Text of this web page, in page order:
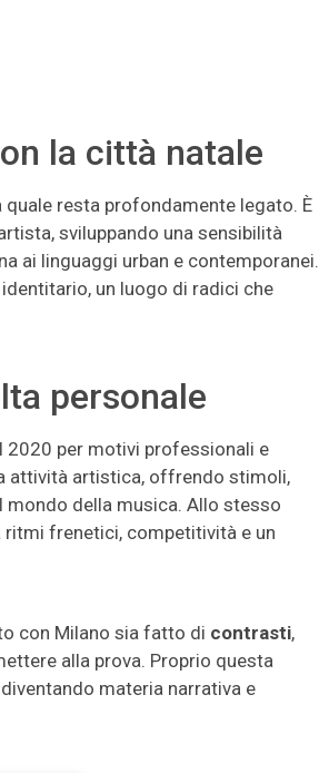
la città natale
quale resta profondamente legato. È
sviluppando una sensibilità
ai linguaggi urban e contemporanei.
un luogo di radici che
personale
2020 per motivi professionali e
attività artistica, offrendo stimoli,
mondo della musica. Allo stesso
ritmi frenetici, competitività e un
con Milano sia fatto di contrasti,
alla prova. Proprio questa
materia narrativa e